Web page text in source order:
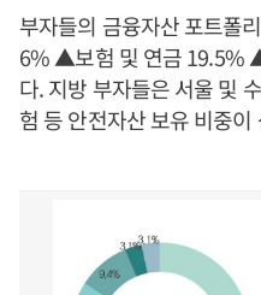
부자들의 금융자산 포트
6% ▲보험 및 연금 19.5%
다. 지방 부자들은 서울 및
험 등 안전자산 보유 비중